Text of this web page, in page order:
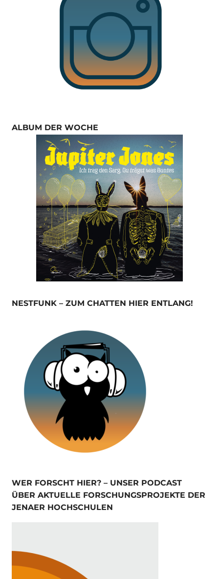
ALBUM DER WOCHE
NESTFUNK – ZUM CHATTEN HIER ENTLANG!
WER FORSCHT HIER? – UNSER PODCAST
ÜBER AKTUELLE FORSCHUNGSPROJEKTE DER
JENAER HOCHSCHULEN